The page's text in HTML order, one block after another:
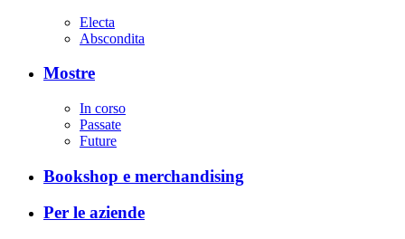
Electa
Abscondita
Mostre
In corso
Passate
Future
Bookshop e merchandising
Per le aziende